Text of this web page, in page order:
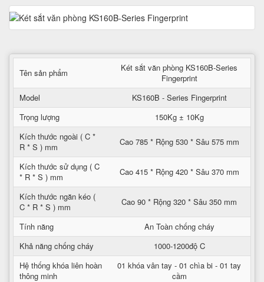
Tên sản phẩm
Két sắt văn phòng KS160B-Series
Fingerprint
Model
KS160B - Series Fingerprint
Trọng lượng
150Kg ± 10Kg
Kích thước ngoài ( C *
R * S ) mm
Cao 785 * Rộng 530 * Sâu 575 mm
Kích thước sử dụng ( C
* R * S ) mm
Cao 415 * Rộng 420 * Sâu 370 mm
Kích thước ngăn kéo (
C * R * S ) mm
Cao 90 * Rộng 320 * Sâu 350 mm
Tính năng
An Toàn chống cháy
Khả năng chống cháy
1000-1200độ C
Hệ thống khóa liên hoàn
thông minh
01 khóa vân tay - 01 chìa bi - 01 tay
cầm